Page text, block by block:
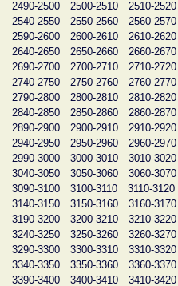
2490-2500
2500-2510 2510-2520
2540-2550
2550-2560 2560-2570
2590-2600
2600-2610 2610-2620
2640-2650
2650-2660 2660-2670
2690-2700
2700-2710 2710-2720
2740-2750
2750-2760 2760-2770
2790-2800
2800-2810 2810-2820
2840-2850
2850-2860 2860-2870
2890-2900
2900-2910 2910-2920
2940-2950
2950-2960 2960-2970
2990-3000
3000-3010 3010-3020
3040-3050
3050-3060 3060-3070
3090-3100
3100-3110 3110-3120
3140-3150
3150-3160 3160-3170
3190-3200
3200-3210 3210-3220
3240-3250
3250-3260 3260-3270
3290-3300
3300-3310 3310-3320
3340-3350
3350-3360 3360-3370
3390-3400
3400-3410 3410-3420